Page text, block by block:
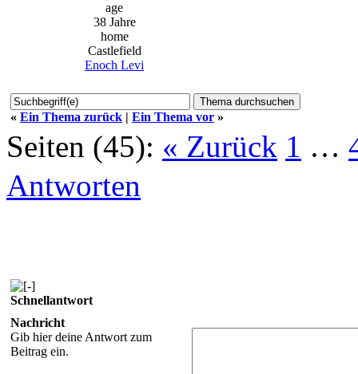
age
38 Jahre
home
Castlefield
Enoch Levi
« Ein Thema zurück | Ein Thema vor »
Seiten (45): « Zurück 1 …
Antworten
Schnellantwort
Nachricht
Gib hier deine Antwort zum
Beitrag ein.